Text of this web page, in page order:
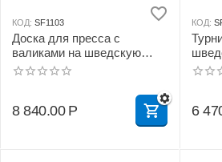
КОД: SF1103
Доска для пресса с
валиками на шведскую
стенку
8 840.00 Р
КОД:
6